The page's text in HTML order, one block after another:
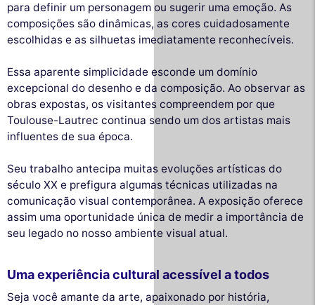
para definir um personagem ou sugerir uma emoção. As
composições são dinâmicas, as cores cuidadosamente
escolhidas e as silhuetas imediatamente reconhecíveis.
Essa aparente simplicidade esconde um domínio
excepcional do desenho e da composição. Ao observar as
obras expostas, os visitantes compreendem por que
Toulouse-Lautrec continua sendo um dos artistas mais
influentes de sua época.
Seu trabalho antecipa muitas evoluções artísticas do
século XX e prefigura algumas técnicas utilizadas na
comunicação visual contemporânea. A exposição oferece
assim uma oportunidade única de medir a importância de
seu legado no nosso ambiente visual atual.
Uma experiência cultural acessível a todos
Seja você amante da arte, apaixonado por história,